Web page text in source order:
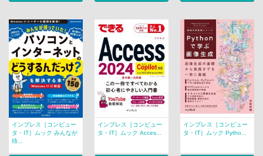
インプレス［コンピュー
タ・IT］ムック みんなが
待...
インプレス［コンピュー
タ・IT］ムック Acces...
インプレス［コンピュー
タ・IT］ムック Pytho...